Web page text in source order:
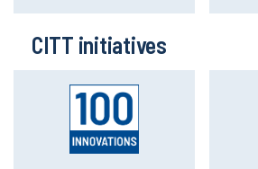
CITT initiatives